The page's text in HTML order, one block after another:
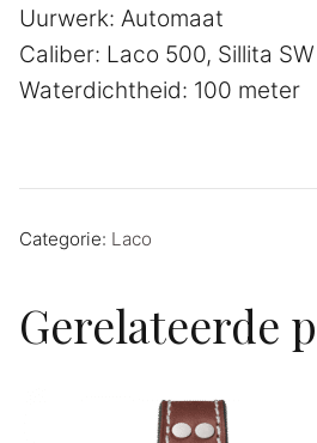
Uurwerk: Automaat
Caliber: Laco 500, Sillita
Waterdichtheid: 100 meter
Categorie: Laco
Gerelateerde